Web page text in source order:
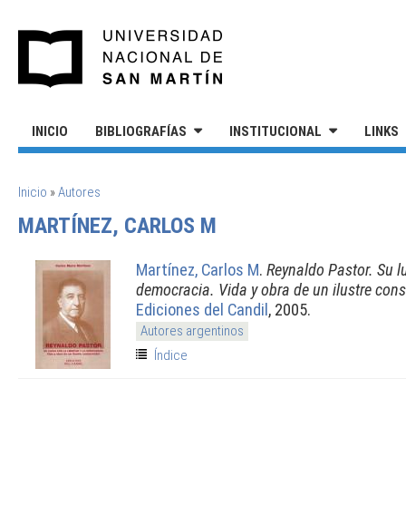
INICIO BIBLIOGRAFÍAS INSTITUCIONAL LINKS
SE ENCUENTRA USTED AQUÍ
Inicio »Autores
MARTÍNEZ, CARLOS M
Martínez, Carlos M. Reynaldo Pastor. Su
democracia. Vida y obra de un ilustre
Ediciones del Candil, 2005.
Autores argentinos
Índice